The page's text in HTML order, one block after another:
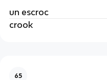
un escroc
crook
65